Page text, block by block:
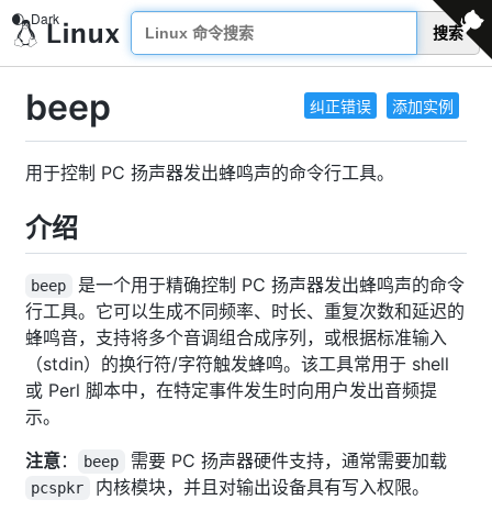
搜索
纠正错误 添加实例
beep
用于控制 PC 扬声器发出蜂鸣声的命令行工具。
介绍
beep
是一个用于精确控制 PC 扬声器发出蜂鸣声的命令
行工具。它可以生成不同频率、时长、重复次数和延迟的
蜂鸣音，支持将多个音调组合成序列，或根据标准输入
（stdin）的换行符/字符触发蜂鸣。该工具常用于 shell
或 Perl 脚本中，在特定事件发生时向用户发出音频提
示。
注意： beep 需要 PC 扬声器硬件支持，通常需要加载
pcspkr 内核模块，并且对输出设备具有写入权限。